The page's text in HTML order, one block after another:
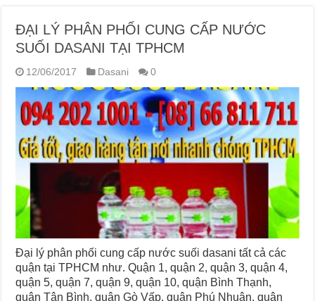
ĐẠI LÝ PHÂN PHỐI CUNG CẤP NƯỚC
SUỐI DASANI TẠI TPHCM
12/06/2017 Dasani 0
Đại lý phân phối cung cấp nước suối dasani tất cả các
quận tại TPHCM như. Quận 1, quận 2, quận 3, quận 4,
quận 5, quận 7, quận 9, quận 10, quận Bình Thạnh,
quận Tân Bình, quận Gò Vấp, quận Phú Nhuận, quận